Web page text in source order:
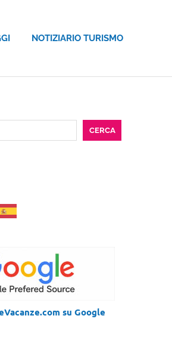
NOTIZIARIO TURISMO
CERCA
su Google